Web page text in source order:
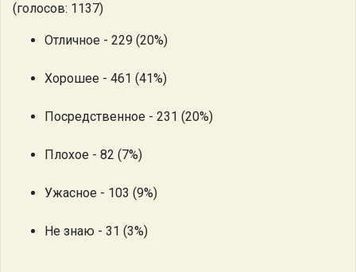
(голосов: 1137)
Отличное - 229 (20%)
Хорошее - 461 (41%)
Посредственное - 231 (20%)
Плохое - 82 (7%)
Ужасное - 103 (9%)
Не знаю - 31 (3%)